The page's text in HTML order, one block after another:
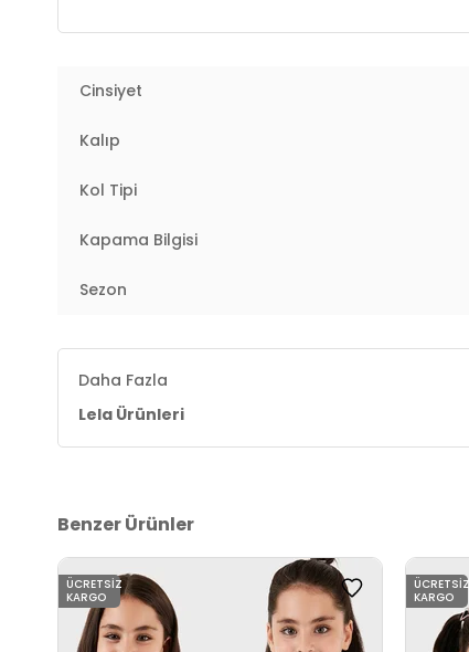
Materyal:Polyester
Detaylar:
4DK05905004.1968
Cinsiyet
Kalıp
Kol Tipi
Kapama Bilgisi
Sezon
Daha Fazla
Lela Ürünleri
Benzer Ürünler
ÜCRETSIZ
KARGO
ÜCRETSIZ
KARGO